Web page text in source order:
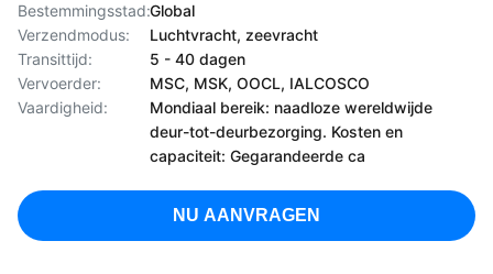
Bestemmingsstad:Global
Verzendmodus:
Luchtvracht, zeevracht
Transittijd:
5 - 40 dagen
Vervoerder:
MSC, MSK, OOCL, IALCOSCO
Vaardigheid:
Mondiaal bereik: naadloze wereldwijde
deur-tot-deurbezorging. Kosten en
capaciteit: Gegarandeerde ca
NU AANVRAGEN